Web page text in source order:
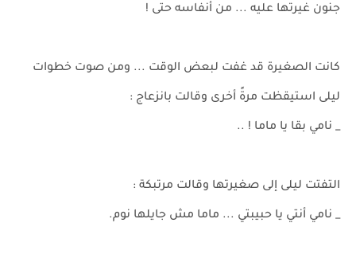
جنون غيرتها عليه ... من أنفاسه حتى !
كانت الصغيرة قد غفت لبعض الوقت ... ومن صوت خطوات
ليلى استيقظت مرةً أخرى وقالت بانزعاج :
_ نامي بقا يا ماما ! ..
التفتت ليلى إلى صغيرتها وقالت مرتبكة :
_ نامي أنتي يا حبيبتي ... ماما مش جايلها نوم.